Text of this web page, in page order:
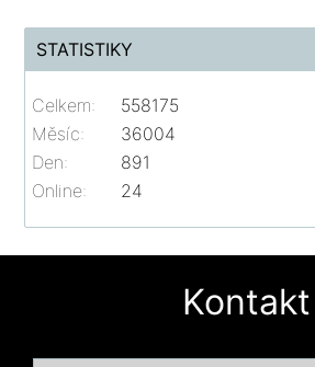
STATISTIKY
Online: 24
Celkem:
558175
Měsíc:
36004
Den:
891
Kontakt